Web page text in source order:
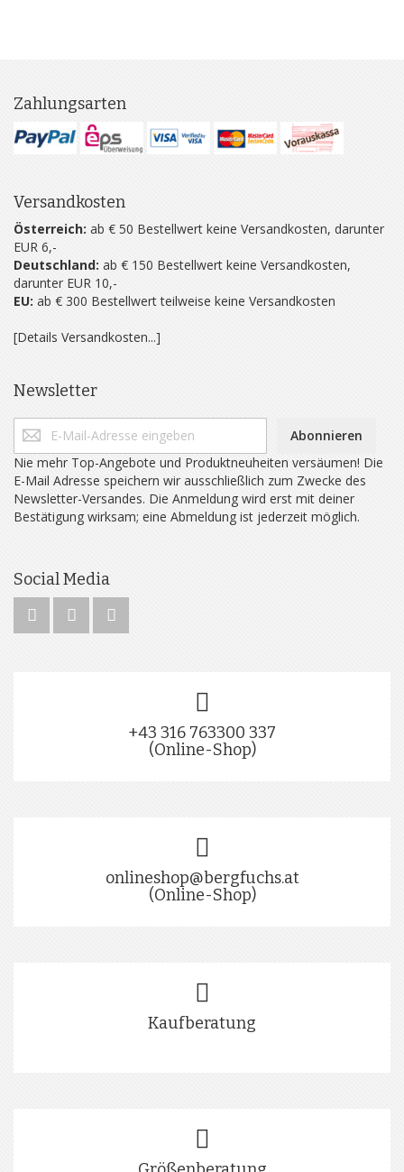
Zahlungsarten
Versandkosten
Österreich: ab € 50 Bestellwert keine Versandkosten, darunter
EUR 6,-
Deutschland: ab € 150 Bestellwert keine Versandkosten,
darunter EUR 10,-
EU: ab € 300 Bestellwert teilweise keine Versandkosten
[Details Versandkosten...]
Newsletter
Abonnieren
Nie mehr Top-Angebote und Produktneuheiten versäumen! Die
E-Mail Adresse speichern wir ausschließlich zum Zwecke des
Newsletter-Versandes. Die Anmeldung wird erst mit deiner
Bestätigung wirksam; eine Abmeldung ist jederzeit möglich.
Social Media
+43 316 763300 337
(Online-Shop)
onlineshop@bergfuchs.at
(Online-Shop)
Kaufberatung